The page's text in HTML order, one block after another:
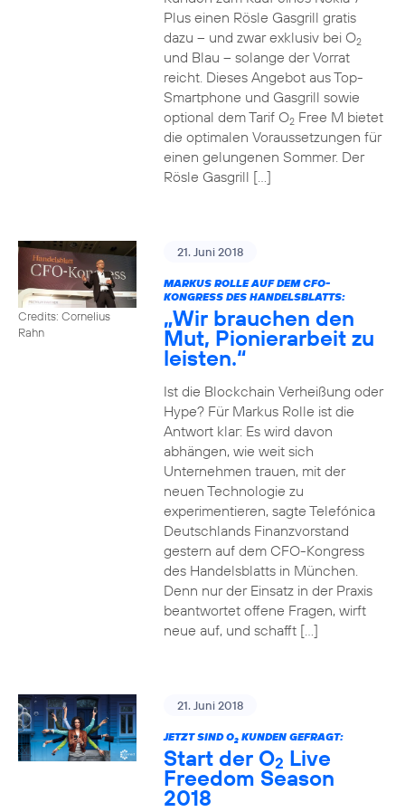
Plus einen Rösle Gasgrill gratis
dazu – und zwar exklusiv bei O2
und Blau – solange der Vorrat
reicht. Dieses Angebot aus Top-
Smartphone und Gasgrill sowie
optional dem Tarif O2Free M bietet
die optimalen Voraussetzungen für
einen gelungenen Sommer. Der
Rösle Gasgrill […]
Credits: Cornelius
Rahn
21. Juni 2018
MARKUS ROLLE AUF DEM CFO-
KONGRESS DES HANDELSBLATTS:
„Wir brauchen den
Mut, Pionierarbeit zu
leisten.“
Ist die Blockchain Verheißung oder
Hype? Für Markus Rolle ist die
Antwort klar: Es wird davon
abhängen, wie weit sich
Unternehmen trauen, mit der
neuen Technologie zu
experimentieren, sagte Telefónica
Deutschlands Finanzvorstand
gestern auf dem CFO-Kongress
des Handelsblatts in München.
Denn nur der Einsatz in der Praxis
beantwortet offene Fragen, wirft
neue auf, und schafft […]
21. Juni 2018
JETZT SIND O2KUNDEN GEFRAGT:
Start der O2 Live
Freedom Season
2018